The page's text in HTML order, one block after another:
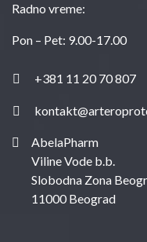
Radno vreme:
Pon – Pet: 9.00-17.00
+381 11 20 70 807
AbelaPharm
Viline Vode b.b.
Slobodna Zona
11000 Beograd